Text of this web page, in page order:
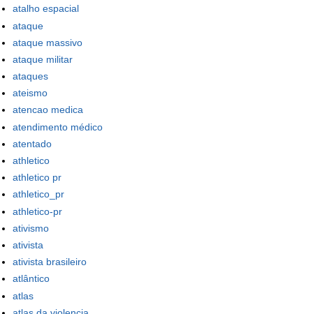
atalho espacial
ataque
ataque massivo
ataque militar
ataques
ateismo
atencao medica
atendimento médico
atentado
athletico
athletico pr
athletico_pr
athletico-pr
ativismo
ativista
ativista brasileiro
atlântico
atlas